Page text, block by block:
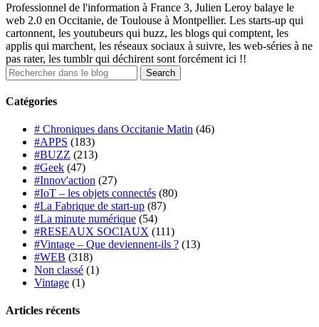
Professionnel de l'information à France 3, Julien Leroy balaye le
web 2.0 en Occitanie, de Toulouse à Montpellier. Les starts-up qui
cartonnent, les youtubeurs qui buzz, les blogs qui comptent, les
applis qui marchent, les réseaux sociaux à suivre, les web-séries à ne
pas rater, les tumblr qui déchirent sont forcément ici !!
Catégories
# Chroniques dans Occitanie Matin (46)
#APPS (183)
#BUZZ (213)
#Geek (47)
#Innov'action (27)
#IoT – les objets connectés (80)
#La Fabrique de start-up (87)
#La minute numérique (54)
#RESEAUX SOCIAUX (111)
#Vintage – Que deviennent-ils ? (13)
#WEB (318)
Non classé (1)
Vintage (1)
Articles récents